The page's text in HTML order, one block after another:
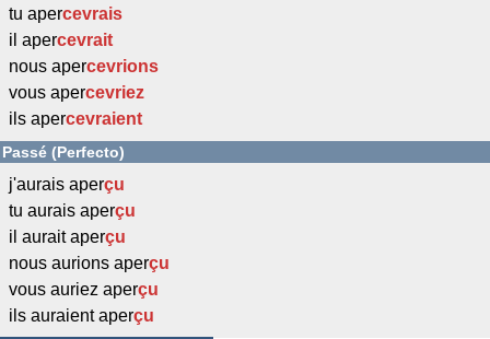
tu apercevrais
il apercevrait
nous apercevrions
vous apercevriez
ils apercevraient
Passé (Perfecto)
j'aurais aperçu
tu aurais aperçu
il aurait aperçu
nous aurions aperçu
vous auriez aperçu
ils auraient aperçu